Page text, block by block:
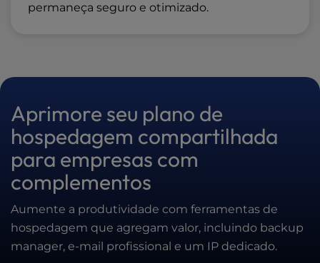
permaneça seguro e otimizado.
Aprimore seu plano de
hospedagem compartilhada
para empresas com
complementos
Aumente a produtividade com ferramentas de
hospedagem que agregam valor, incluindo backup
manager, e-mail profissional e um IP dedicado.